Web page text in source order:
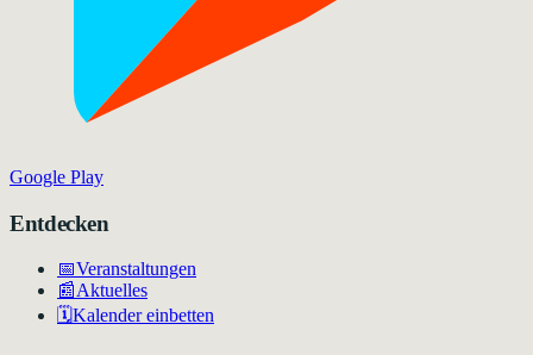
Google Play
Entdecken
📅Veranstaltungen
📰Aktuelles
🗓️Kalender einbetten